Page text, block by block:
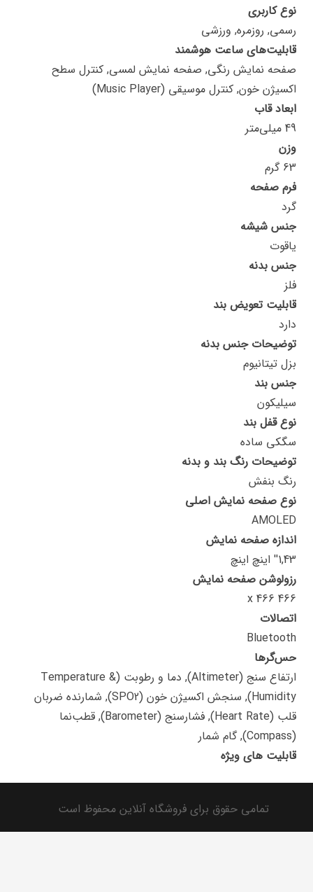
نوع کاربری
رسمی, روزمره, ورزشی
قابلیت‌های ساعت هوشمند
صفحه نمایش رنگی, صفحه نمایش لمسی, کنترل سطح
اکسیژن خون, کنترل موسیقی (Music Player)
ابعاد قاب
49 میلی‌متر
وزن
63 گرم
فرم صفحه
گرد
جنس شیشه
یاقوت
جنس بدنه
فلز
قابلیت تعویض بند
دارد
توضیحات جنس بدنه
بزل تیتانیوم
جنس بند
سیلیکون
نوع قفل بند
سگکی ساده
توضیحات رنگ بند و بدنه
رنگ بنفش
نوع صفحه نمایش اصلی
AMOLED
اندازه صفحه نمایش
1,43'' اینچ اینچ
رزولوشن صفحه نمایش
466 x 466
اتصالات
Bluetooth
حس‌گرها
ارتفاع سنج (Altimeter), دما و رطوبت (Temperature &
Humidity), سنجش اکسیژن خون (SPO2), شمارنده ضربان
قلب (Heart Rate), فشارسنج (Barometer), قطب‌نما
(Compass), گام شمار
قابلیت های ویژه
تمامی حقوق برای فروشگاه آنلاین محفوظ است